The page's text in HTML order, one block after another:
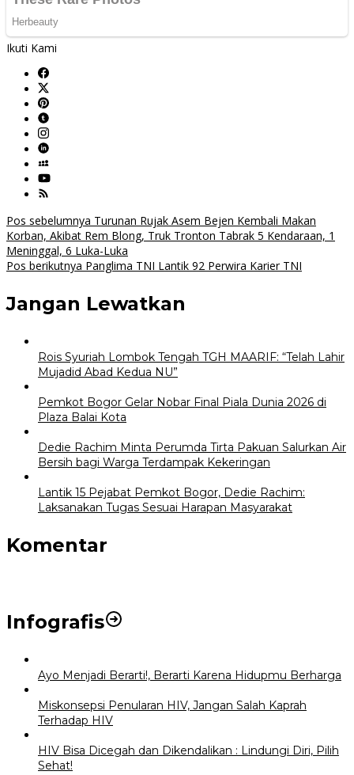
Ikuti Kami
Navigasi
pos
Pos sebelumnya Turunan Rujak Asem Bejen Kembali Makan
Korban, Akibat Rem Blong, Truk Tronton Tabrak 5 Kendaraan, 1
Meninggal, 6 Luka-Luka
Pos berikutnya Panglima TNI Lantik 92 Perwira Karier TNI
Jangan Lewatkan
Rois Syuriah Lombok Tengah TGH MAARIF: “Telah Lahir
Mujadid Abad Kedua NU”
Pemkot Bogor Gelar Nobar Final Piala Dunia 2026 di
Plaza Balai Kota
Dedie Rachim Minta Perumda Tirta Pakuan Salurkan Air
Bersih bagi Warga Terdampak Kekeringan
Lantik 15 Pejabat Pemkot Bogor, Dedie Rachim:
Laksanakan Tugas Sesuai Harapan Masyarakat
Komentar
Infografis
Ayo Menjadi Berarti!, Berarti Karena Hidupmu Berharga
Miskonsepsi Penularan HIV, Jangan Salah Kaprah
Terhadap HIV
HIV Bisa Dicegah dan Dikendalikan : Lindungi Diri, Pilih
Sehat!